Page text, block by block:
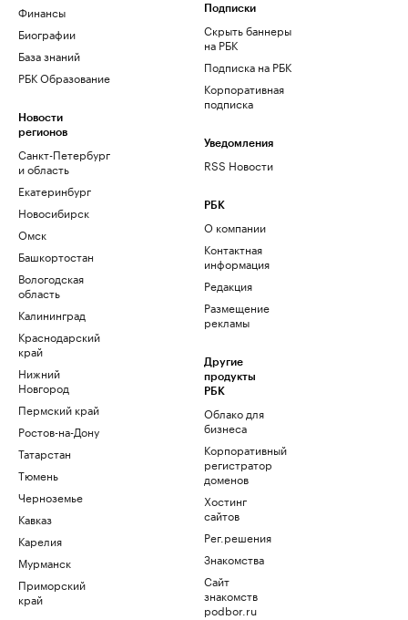
Финансы
Биографии
База знаний
РБК Образование
Новости
регионов
Санкт-Петербург
и область
Екатеринбург
Новосибирск
Омск
Башкортостан
Вологодская
область
Калининград
Краснодарский
край
Нижний
Новгород
Пермский край
Ростов-на-Дону
Татарстан
Тюмень
Черноземье
Кавказ
Карелия
Мурманск
Приморский
край
Подписки
Скрыть баннеры
на РБК
Подписка на РБК
Корпоративная
подписка
Уведомления
RSS Новости
РБК
О компании
Контактная
информация
Редакция
Размещение
рекламы
Другие
продукты
РБК
Облако для
бизнеса
Корпоративный
регистратор
доменов
Хостинг
сайтов
Рег.решения
Знакомства
Сайт
знакомств
podbor.ru